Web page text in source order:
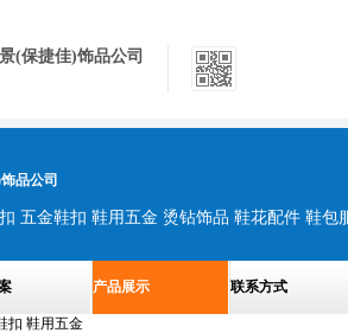
(保捷佳)饰品公司
品公司
五金鞋扣 鞋用五金 烫钻饰品 鞋花配件 鞋包
产品展示 联系方式
扣 鞋用五金